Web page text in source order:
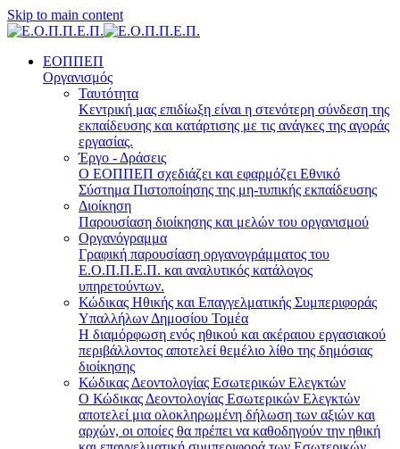
Skip to main content
ΕΟΠΠΕΠ
Οργανισμός
Ταυτότητα
Κεντρική μας επιδίωξη είναι η στενότερη σύνδεση της
εκπαίδευσης και κατάρτισης με τις ανάγκες της αγοράς
εργασίας.
Έργο - Δράσεις
Ο ΕΟΠΠΕΠ σχεδιάζει και εφαρμόζει Eθνικό
Σύστημα Πιστοποίησης της μη-τυπικής εκπαίδευσης
Διοίκηση
Παρουσίαση διοίκησης και μελών του οργανισμού
Οργανόγραμμα
Γραφική παρουσίαση οργανογράμματος του
Ε.Ο.Π.Π.Ε.Π. και αναλυτικός κατάλογος
υπηρετούντων.
Κώδικας Ηθικής και Επαγγελματικής Συμπεριφοράς
Υπαλλήλων Δημοσίου Τομέα
Η διαμόρφωση ενός ηθικού και ακέραιου εργασιακού
περιβάλλοντος αποτελεί θεμέλιο λίθο της δημόσιας
διοίκησης
Κώδικας Δεοντολογίας Εσωτερικών Ελεγκτών
Ο Κώδικας Δεοντολογίας Εσωτερικών Ελεγκτών
αποτελεί μια ολοκληρωμένη δήλωση των αξιών και
αρχών, οι οποίες θα πρέπει να καθοδηγούν την ηθική